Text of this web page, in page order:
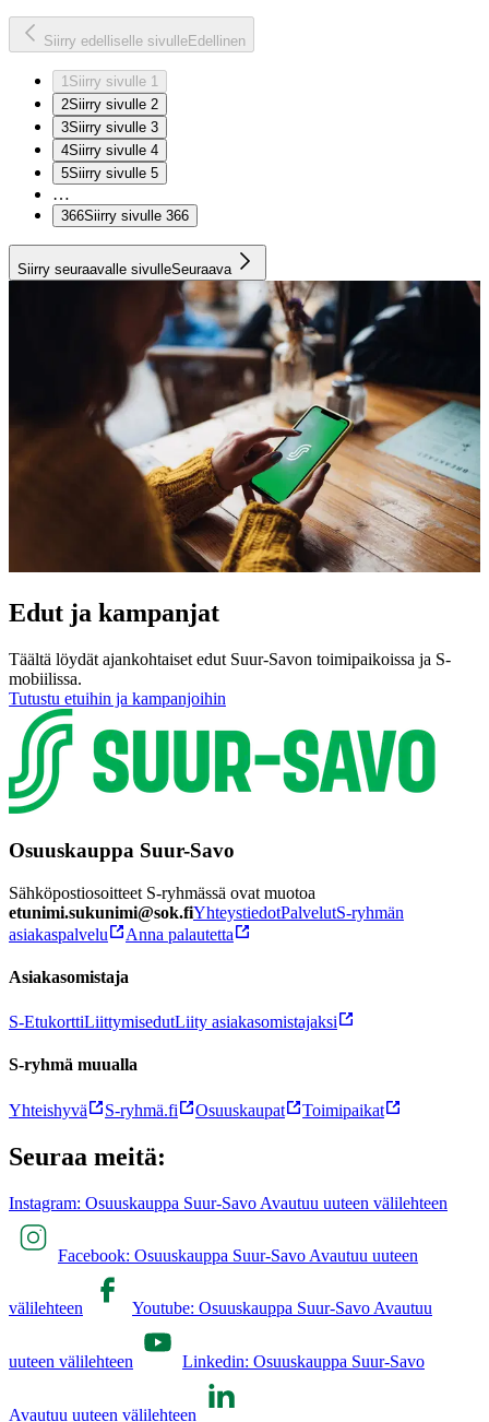
Siirry edelliselle sivulleEdellinen
1Siirry sivulle 1
2Siirry sivulle 2
3Siirry sivulle 3
4Siirry sivulle 4
5Siirry sivulle 5
…
366Siirry sivulle 366
Siirry seuraavalle sivulleSeuraava
Edut ja kampanjat
Täältä löydät ajankohtaiset edut Suur-Savon toimipaikoissa ja S-
mobiilissa.
Tutustu etuihin ja kampanjoihin
Osuuskauppa Suur-Savo
Sähköpostiosoitteet S-ryhmässä ovat muotoa
etunimi.sukunimi@sok.fiYhteystiedotPalvelutS-ryhmän
asiakaspalvelu
Anna palautetta
Asiakasomistaja
S-EtukorttiLiittymisedutLiity asiakasomistajaksi
S-ryhmä muualla
Yhteishyvä S-ryhmä.fi Osuuskaupat Toimipaikat
Seuraa meitä:
Instagram: Osuuskauppa Suur-Savo Avautuu uuteen välilehteen
Facebook: Osuuskauppa Suur-Savo Avautuu uuteen
välilehteen Youtube: Osuuskauppa Suur-Savo Avautuu
uuteen välilehteen Linkedin: Osuuskauppa Suur-Savo
Avautuu uuteen välilehteen